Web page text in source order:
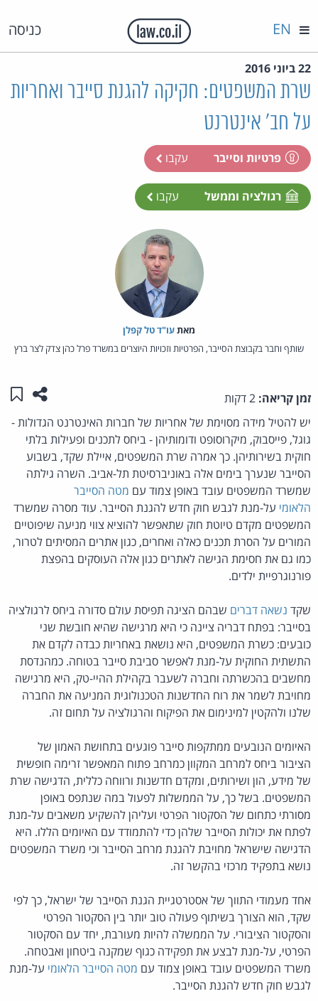
כניסה EN
22 ביוני 2016
שרת המשפטים: חקיקה להגנת סייבר ואחריות
על חב' אינטרנט
פרטיות וסייבר עקבו
רגולציה וממשל עקבו
מאת‏עו"ד טל קפלן
שותף וחבר בקבוצת הסייבר, הפרטיות וזכויות היוצרים במשרד פרל כהן צדק לצר ברץ
זמן קריאה: שתפו
יש להטיל מידה מסוימת של אחריות של חברות האינטרנט הגדולות -
גוגל, פייסבוק, מיקרוסופט ודומותיהן - ביחס לתכנים ופעילות בלתי
חוקית בשירותיהן. כך אמרה שרת המשפטים, איילת שקד, בשבוע
הסייבר שנערך בימים אלה באוניברסיטת תל-אביב. השרה גילתה
שמשרד המשפטים עובד באופן צמוד עם מטה הסייבר
הלאומי על-מנת לגבש חוק חדש להגנת הסייבר. עוד מסרה שמשרד
המשפטים מקדם טיוטת חוק שתאפשר להוציא צווי מניעה שיפוטיים
המורים על הסרת תכנים כאלה ואחרים, כגון אתרים המסיתים לטרור,
כמו גם את חסימת הגישה לאתרים כגון אלה העוסקים בהפצת
פורנוגרפיית ילדים.
שקד נשאה דברים שבהם הציגה תפיסת עולם סדורה ביחס לרגולציה
בסייבר: בפתח דבריה ציינה כי היא מרגישה שהיא חובשת שני
כובעים: כשרת המשפטים, היא נושאת באחריות כבדה לקדם את
התשתית החוקית על-מנת לאפשר סביבת סייבר בטוחה. כמהנדסת
מחשבים בהכשרתה וחברה לשעבר בקהילת ההיי-טק, היא מרגישה
מחויבת לשמר את רוח החדשנות הטכנולוגית המניעה את החברה
שלנו ולהקטין למינימום את הפיקוח והרגולציה על תחום זה.
האיומים הנובעים ממתקפות סייבר פוגעים בתחושת האמון של
הציבור ביחס למרחב המקוון כמרחב פתוח המאפשר זרימה חופשית
של מידע, הון ושירותים, ומקדם חדשנות ורווחה כללית, הדגישה שרת
המשפטים. בשל כך, על הממשלות לפעול במה שנתפס באופן
מסורתי כתחום של הסקטור הפרטי ועליהן להשקיע משאבים על-מנת
לפתח את יכולות הסייבר שלהן כדי להתמודד עם האיומים הללו. היא
הדגישה שישראל מחויבת להגנת מרחב הסייבר וכי משרד המשפטים
נושא בתפקיד מרכזי בהקשר זה.
אחד מעמודי התווך של אסטרטגיית הגנת הסייבר של ישראל, כך לפי
שקד, הוא הצורך בשיתוף פעולה טוב יותר בין הסקטור הפרטי
והסקטור הציבורי. על הממשלה להיות מעורבת, יחד עם הסקטור
הפרטי, על-מנת לבצע את תפקידה כגוף שמקנה ביטחון ואבטחה.
משרד המשפטים עובד באופן צמוד עם מטה הסייבר הלאומי על-מנת
לגבש חוק חדש להגנת הסייבר.